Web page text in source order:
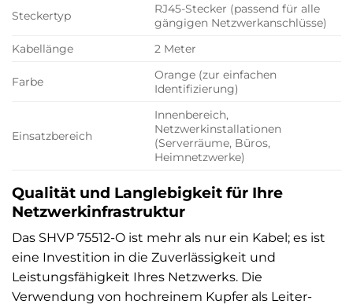
Steckertyp
RJ45-Stecker (passend für alle
gängigen Netzwerkanschlüsse)
Kabellänge
2 Meter
Farbe
Orange (zur einfachen
Identifizierung)
Einsatzbereich
Innenbereich,
Netzwerkinstallationen
(Serverräume, Büros,
Heimnetzwerke)
Qualität und Langlebigkeit für Ihre
Netzwerkinfrastruktur
Das SHVP 75512-O ist mehr als nur ein Kabel; es ist
eine Investition in die Zuverlässigkeit und
Leistungsfähigkeit Ihres Netzwerks. Die
Verwendung von hochreinem Kupfer als Leiter-